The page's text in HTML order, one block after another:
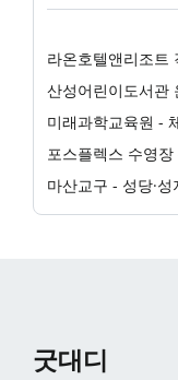
미래과학교육원 -
마산교구 - 성당·
굿대디